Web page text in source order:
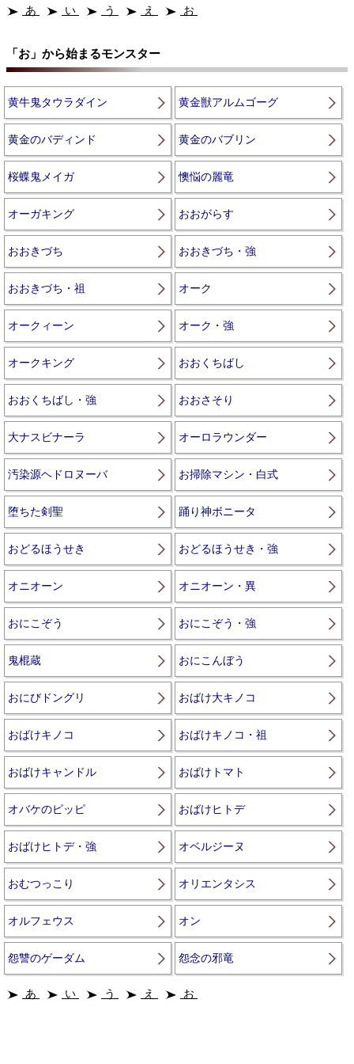
あ い う え お
「お」から始まるモンスター
黄牛鬼タウラダイン 黄金獣アルムゴーグ
黄金のバディンド 黄金のバブリン
桜蝶鬼メイガ 懊悩の麗竜
オーガキング おおがらす
おおきづち おおきづち・強
おおきづち・祖 オーク
オークィーン オーク・強
オークキング おおくちばし
おおくちばし・強 おおさそり
大ナスビナーラ オーロラウンダー
汚染源ヘドロヌーバ お掃除マシン・白式
堕ちた剣聖 踊り神ボニータ
おどるほうせき おどるほうせき・強
オニオーン オニオーン・異
おにこぞう おにこぞう・強
鬼棍蔵 おにこんぼう
おにびドングリ おばけ大キノコ
おばけキノコ おばけキノコ・祖
おばけキャンドル おばけトマト
オバケのピッピ おばけヒトデ
おばけヒトデ・強 オベルジーヌ
おむつっこり オリエンタシス
オルフェウス オン
怨讐のゲーダム 怨念の邪竜
あ い う え お